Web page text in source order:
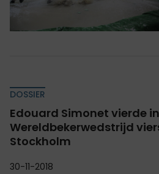
DOSSIER
Edouard Simonet vierde
Wereldbekerwedstrijd
Stockholm
30-11-2018